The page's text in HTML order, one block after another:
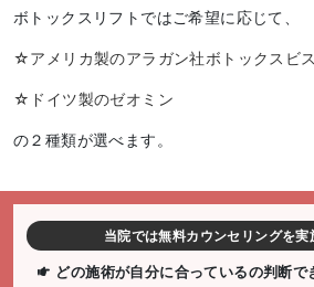
ボトックスリフトではご希望に応じて、
☆アメリカ製のアラガン社ボトックスビ
☆ドイツ製のゼオミン
の２種類が選べます。
当院では無料カウンセリングを
どの施術が自分に合っているの判断で